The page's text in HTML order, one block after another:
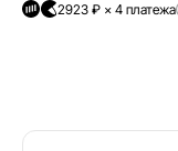
2923 ₽ × 4 платежа